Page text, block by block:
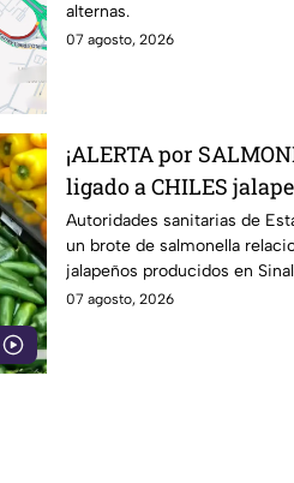
alternas.
07 agosto, 2026
¡ALERTA por
ligado a CHILES
27 estados
Autoridades sanitarias de
un brote de salmonella
jalapeños producidos en
07 agosto, 2026